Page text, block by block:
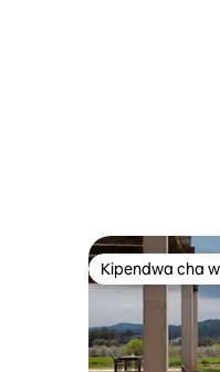
Kipendwa cha
Kipendwa cha